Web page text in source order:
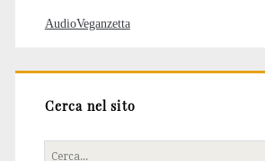
AudioVeganzetta
Cerca nel sito
Cerca